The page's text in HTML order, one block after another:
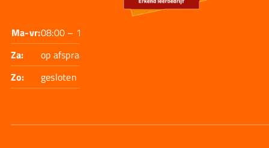
Ma-vr:08:00 – 17:30
Za:
op afspraak
Zo:
gesloten